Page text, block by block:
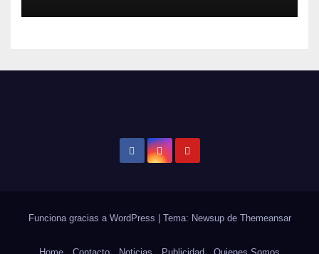
Funciona gracias a WordPress Tema: Newsup de Themeansar